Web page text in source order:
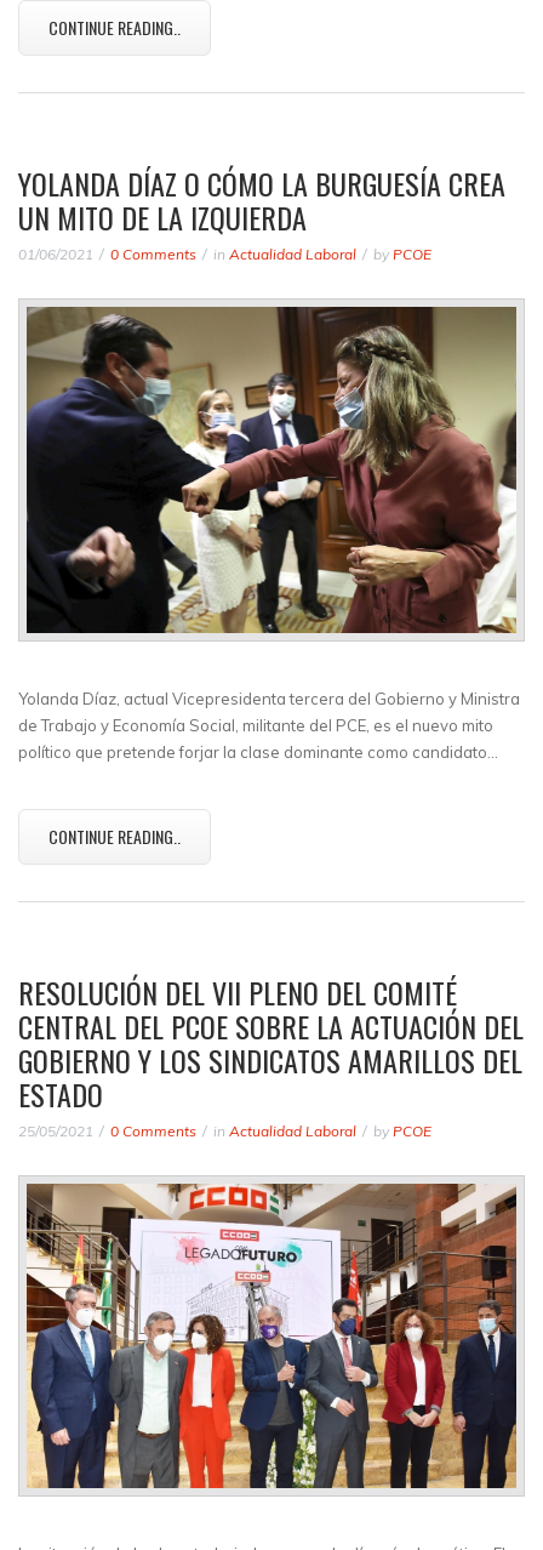
CONTINUE READING..
YOLANDA DÍAZ O CÓMO LA BURGUESÍA CREA
UN MITO DE LA IZQUIERDA
01/06/2021 0 Comments in Actualidad Laboral by PCOE
Yolanda Díaz, actual Vicepresidenta tercera del Gobierno y Ministra
de Trabajo y Economía Social, militante del PCE, es el nuevo mito
político que pretende forjar la clase dominante como candidato…
CONTINUE READING..
RESOLUCIÓN DEL VII PLENO DEL COMITÉ
CENTRAL DEL PCOE SOBRE LA ACTUACIÓN DEL
GOBIERNO Y LOS SINDICATOS AMARILLOS DEL
ESTADO
25/05/2021 0 Comments in Actualidad Laboral by PCOE